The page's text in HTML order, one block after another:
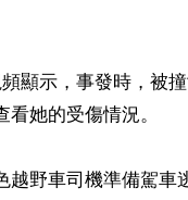
顯示，事發時，被
她的受傷情況。
野車司機準備駕車